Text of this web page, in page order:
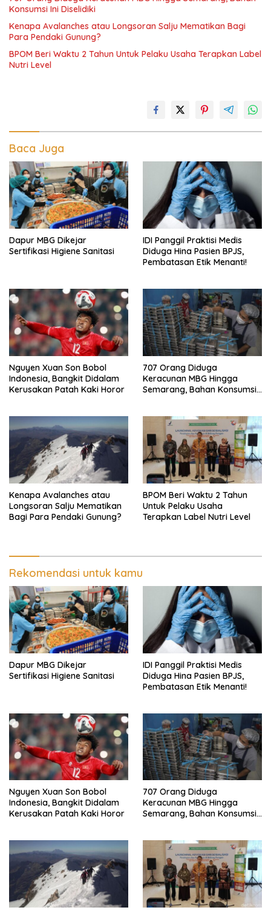
Konsumsi Ini Diselidiki
Kenapa Avalanches atau Longsoran Salju Mematikan Bagi
Para Pendaki Gunung?
BPOM Beri Waktu 2 Tahun Untuk Pelaku Usaha Terapkan Label
Nutri Level
Baca Juga
Dapur MBG Dikejar
Sertifikasi Higiene Sanitasi
IDI Panggil Praktisi Medis
Diduga Hina Pasien BPJS,
Pembatasan Etik Menanti!
Nguyen Xuan Son Bobol
Indonesia, Bangkit Didalam
Kerusakan Patah Kaki Horor
707 Orang Diduga
Keracunan MBG Hingga
Semarang, Bahan Konsumsi
Kenapa Avalanches atau
Longsoran Salju Mematikan
Bagi Para Pendaki Gunung?
BPOM Beri Waktu 2 Tahun
Untuk Pelaku Usaha
Terapkan Label Nutri Level
Rekomendasi untuk kamu
Dapur MBG Dikejar
Sertifikasi Higiene Sanitasi
IDI Panggil Praktisi Medis
Diduga Hina Pasien BPJS,
Pembatasan Etik Menanti!
Nguyen Xuan Son Bobol
Indonesia, Bangkit Didalam
Kerusakan Patah Kaki Horor
707 Orang Diduga
Keracunan MBG Hingga
Semarang, Bahan Konsumsi